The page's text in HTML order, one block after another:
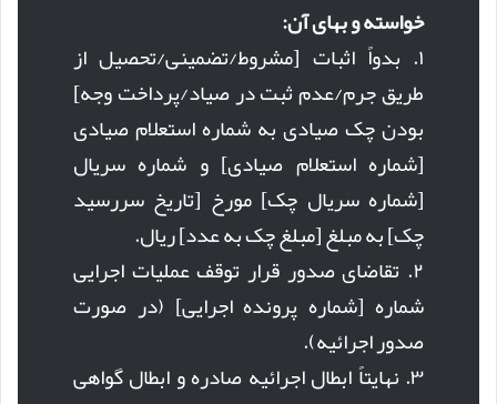
خواسته و بهای آن:
۱. بدواً اثبات [مشروط/تضمینی/تحصیل از
طریق جرم/عدم ثبت در صیاد/پرداخت وجه]
بودن چک صیادی به شماره استعلام صیادی
[شماره استعلام صیادی] و شماره سریال
[شماره سریال چک] مورخ [تاریخ سررسید
چک] به مبلغ [مبلغ چک به عدد] ریال.
۲. تقاضای صدور قرار توقف عملیات اجرایی
شماره [شماره پرونده اجرایی] (در صورت
صدور اجرائیه).
۳. نهایتاً ابطال اجرائیه صادره و ابطال گواهی